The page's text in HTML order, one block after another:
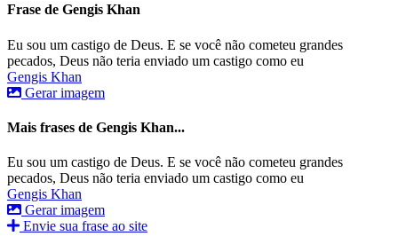
Frase de Gengis Khan
Eu sou um castigo de Deus. E se você não cometeu grandes
pecados, Deus não teria enviado um castigo como eu
Gengis Khan
Gerar imagem
Mais frases de Gengis Khan...
Eu sou um castigo de Deus. E se você não cometeu grandes
pecados, Deus não teria enviado um castigo como eu
Gengis Khan
Gerar imagem
Envie sua frase ao site